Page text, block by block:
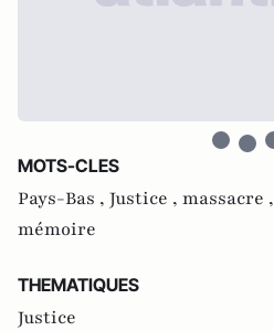
MOTS-CLES
Pays-Bas , Justice , massacre ,
mémoire
THEMATIQUES
Justice